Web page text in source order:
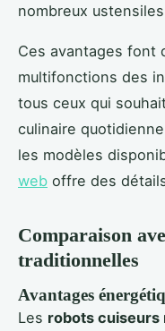
nombreux
Ces avantages font
multifonctions des
tous ceux qui
culinaire
les modèles
web offre des
Comparaison
traditionnelles
Avantages
Les robots